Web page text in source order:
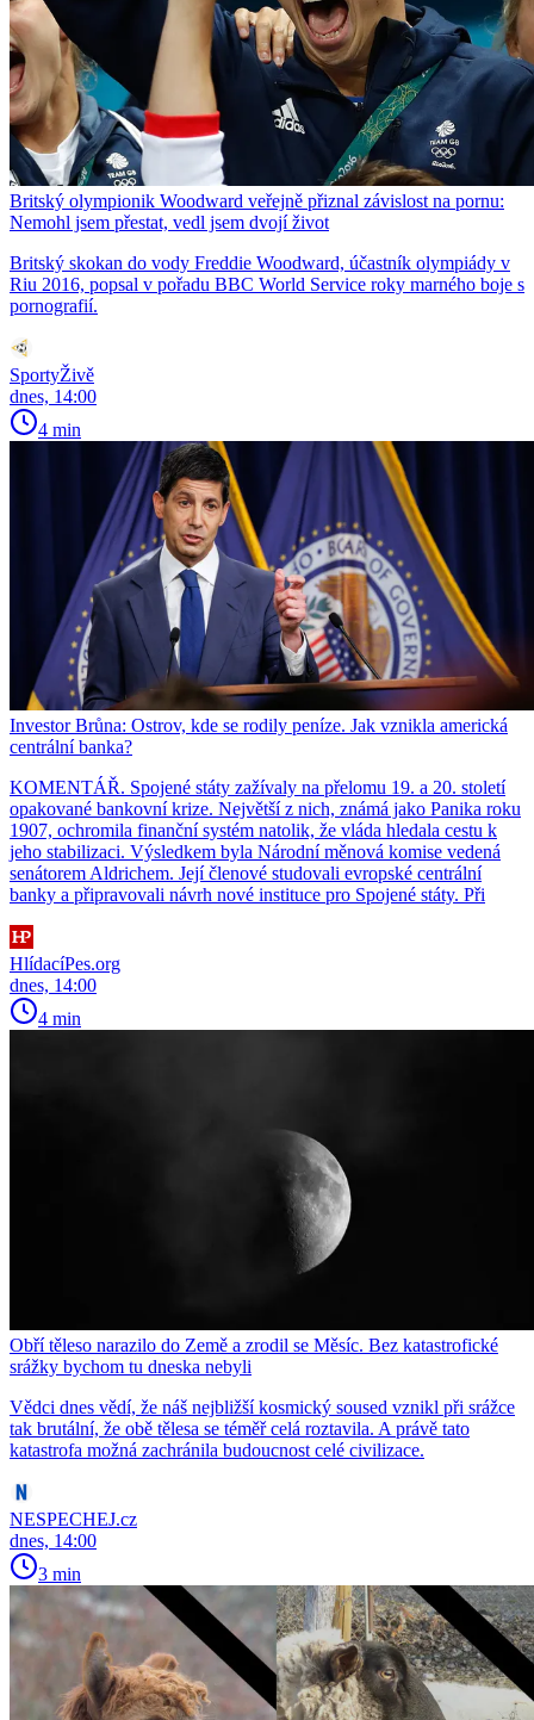
Britský olympionik Woodward veřejně přiznal závislost na pornu:
Nemohl jsem přestat, vedl jsem dvojí život
Britský skokan do vody Freddie Woodward, účastník olympiády v
Riu 2016, popsal v pořadu BBC World Service roky marného boje s
pornografií.
SportyŽivě
dnes, 14:00
4 min
Investor Brůna: Ostrov, kde se rodily peníze. Jak vznikla americká
centrální banka?
KOMENTÁŘ. Spojené státy zažívaly na přelomu 19. a 20. století
opakované bankovní krize. Největší z nich, známá jako Panika roku
1907, ochromila finanční systém natolik, že vláda hledala cestu k
jeho stabilizaci. Výsledkem byla Národní měnová komise vedená
senátorem Aldrichem. Její členové studovali evropské centrální
banky a připravovali návrh nové instituce pro Spojené státy. Při
HlídacíPes.org
dnes, 14:00
4 min
Obří těleso narazilo do Země a zrodil se Měsíc. Bez katastrofické
srážky bychom tu dneska nebyli
Vědci dnes vědí, že náš nejbližší kosmický soused vznikl při srážce
tak brutální, že obě tělesa se téměř celá roztavila. A právě tato
katastrofa možná zachránila budoucnost celé civilizace.
NESPECHEJ.cz
dnes, 14:00
3 min